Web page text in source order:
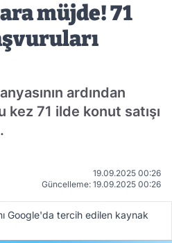
müjde! 71
ardından
kez 71 ilde konut satışı
19.09.2025 00:26
Güncelleme: 19.09.2025 00:26
Google'da tercih edilen kaynak